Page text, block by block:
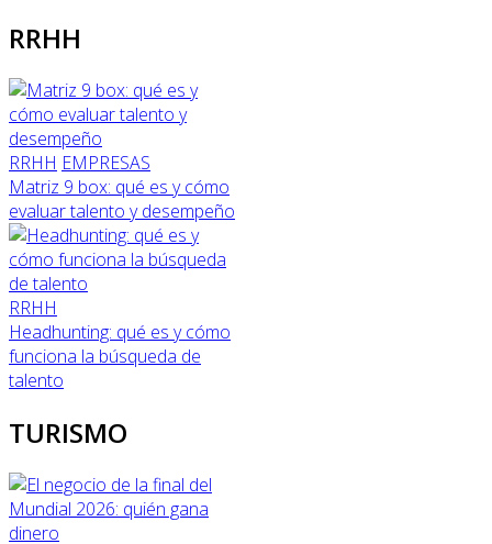
RRHH
RRHH EMPRESAS
Matriz 9 box: qué es y cómo
evaluar talento y desempeño
RRHH
Headhunting: qué es y cómo
funciona la búsqueda de
talento
TURISMO